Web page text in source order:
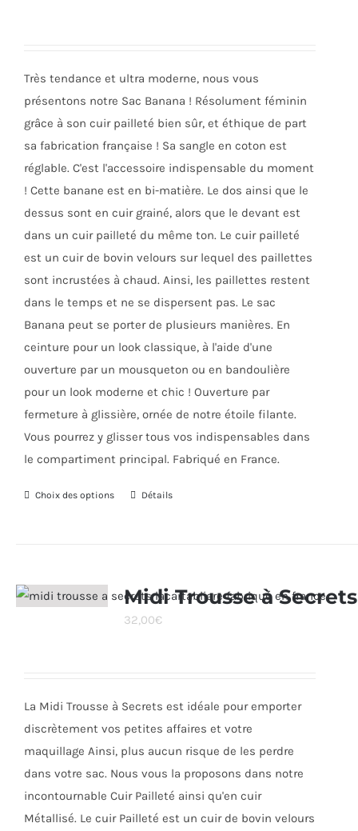
choisies
la
page
produit
Très tendance et ultra moderne, nous vous
présentons notre Sac Banana ! Résolument féminin
grâce à son cuir pailleté bien sûr, et éthique de part
sa fabrication française ! Sa sangle en coton est
réglable. C'est l'accessoire indispensable du moment
! Cette banane est en bi-matière. Le dos ainsi que le
dessus sont en cuir grainé, alors que le devant est
dans un cuir pailleté du même ton. Le cuir pailleté
est un cuir de bovin velours sur lequel des paillettes
sont incrustées à chaud. Ainsi, les paillettes restent
dans le temps et ne se dispersent pas. Le sac
Banana peut se porter de plusieurs manières. En
ceinture pour un look classique, à l'aide d'une
ouverture par un mousqueton ou en bandoulière
pour un look moderne et chic ! Ouverture par
fermeture à glissière, ornée de notre étoile filante.
Vous pourrez y glisser tous vos indispensables dans
le compartiment principal. Fabriqué en France.
Choix des options
Ce
variations.
Les
sur
la
produit
Détails
Midi Trousse à Secrets
32,00€
La Midi Trousse à Secrets est idéale pour emporter
discrètement vos petites affaires et votre
maquillage Ainsi, plus aucun risque de les perdre
dans votre sac. Nous vous la proposons dans notre
incontournable Cuir Pailleté ainsi qu'en cuir
Métallisé. Le cuir Pailleté est un cuir de bovin velours